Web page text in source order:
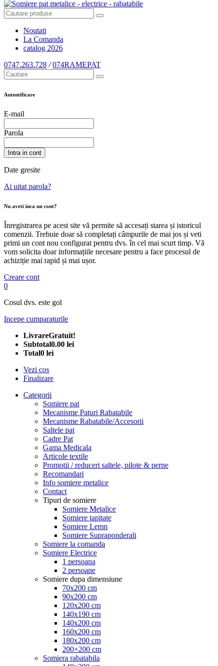
Noutati
La Comanda
catalog 2026
0747.263.728 / 074RAMEPAT
Autentificare
E-mail
Parola
Intra in cont
Date gresite
Ai uitat parola?
Nu aveti inca un cont?
Înregistrarea pe acest site vă permite să accesați starea și istoricul
comenzii. Trebuie doar să completați câmpurile de mai jos și veti
primi un cont nou configurat pentru dvs. în cel mai scurt timp. Vă
vom solicita doar informațiile necesare pentru a face procesul de
achiziție mai rapid și mai ușor.
Creare cont
0
Cosul dvs. este gol
Incepe cumparaturile
LivrareGratuit!
Subtotal0.00 lei
Total0 lei
Vezi cos
Finalizare
Categorii
Somiere pat
Mecanisme Paturi Rabatabile
Mecanisme Rabatabile/Accesorii
Saltele pat
Cadre Pat
Gama Medicala
Articole textile
Promotii / reduceri saltele, pilote & perne
Recomandari
Info somiere metalice
Contact
Tipuri de somiere
Somiere Metalice
Somiere tapitate
Somiere Lemn
Somiere Supraponderali
Somiere la comanda
Somiere Electrice
1 persoana
2 persoane
Somiere dupa dimensiune
70x200 cm
90x200 cm
120x200 cm
140x190 cm
140x200 cm
160x200 cm
180x200 cm
200×200 cm
Somiera rabatabila